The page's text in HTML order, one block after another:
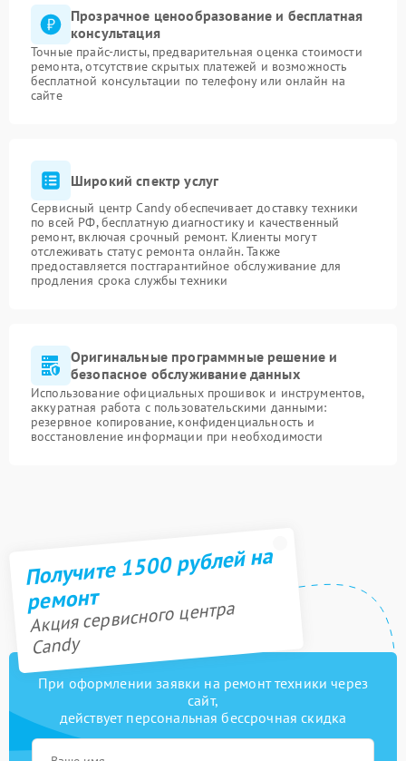
Прозрачное ценообразование и бесплатная
консультация
Точные прайс-листы, предварительная оценка стоимости
ремонта, отсутствие скрытых платежей и возможность
бесплатной консультации по телефону или онлайн на
сайте
Широкий спектр услуг
Сервисный центр Candy обеспечивает доставку техники
по всей РФ, бесплатную диагностику и качественный
ремонт, включая срочный ремонт. Клиенты могут
отслеживать статус ремонта онлайн. Также
предоставляется постгарантийное обслуживание для
продления срока службы техники
Оригинальные программные решение и
безопасное обслуживание данных
Использование официальных прошивок и инструментов,
аккуратная работа с пользовательскими данными:
резервное копирование, конфиденциальность и
восстановление информации при необходимости
Получите 1500 рублей на
ремонт
Акция сервисного центра
Candy
При оформлении заявки на ремонт техники через
сайт,
действует персональная бессрочная скидка